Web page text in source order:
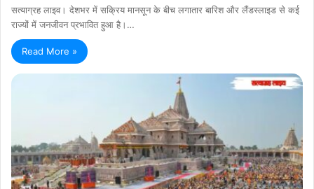
सत्याग्रह लाइव। देशभर में सक्रिय मानसून के बीच लगातार बारिश और लैंडस्लाइड से कई
राज्यों में जनजीवन प्रभावित हुआ है।…
Read More »